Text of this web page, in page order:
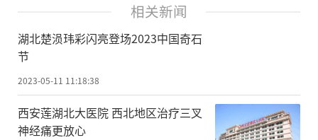
相关新闻
湖北楚涢玮彩闪亮登场2023中国奇石
节
2023-05-11 11:18:38
西安莲湖北大医院 西北地区治疗三叉
神经痛更放心